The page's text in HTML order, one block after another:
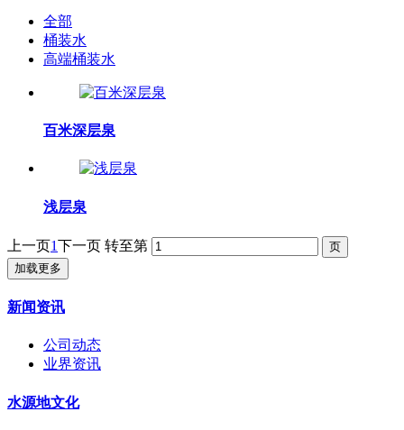
全部
桶装水
高端桶装水
百米深层泉
浅层泉
上一页1下一页 转至第
加载更多
新闻资讯
公司动态
业界资讯
水源地文化